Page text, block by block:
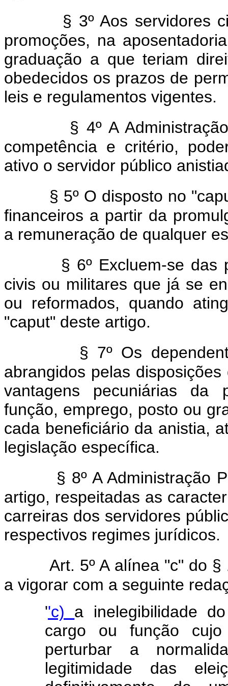
§ 3º Aos servidores
promoções, na
graduação a que teriam
obedecidos os prazos de
leis e regulamentos vigentes.
§ 4º A
competência e critério,
ativo o servidor público
§ 5º O disposto no
financeiros a partir da
a remuneração de qualquer
§ 6º Excluem-se das
civis ou militares que já se
ou reformados, quando
"caput" deste artigo.
§ 7º Os
abrangidos pelas
vantagens pecuniárias da
função, emprego, posto ou
cada beneficiário da anistia,
legislação específica.
§ 8º A Administração
artigo, respeitadas as
carreiras dos servidores
respectivos regimes jurídicos.
Art. 5º A alínea "c" do
a vigorar com a seguinte
''c) a inelegibilidade
cargo ou função
perturbar a
legitimidade das